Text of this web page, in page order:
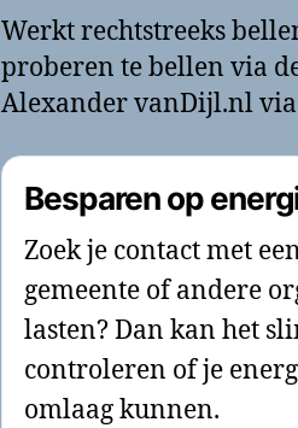
Werkt rechtstreeks
proberen te bellen via
Alexander vanDijl.nl via
Besparen op
Zoek je contact met
gemeente of andere
lasten? Dan kan het
controleren of je
omlaag kunnen.